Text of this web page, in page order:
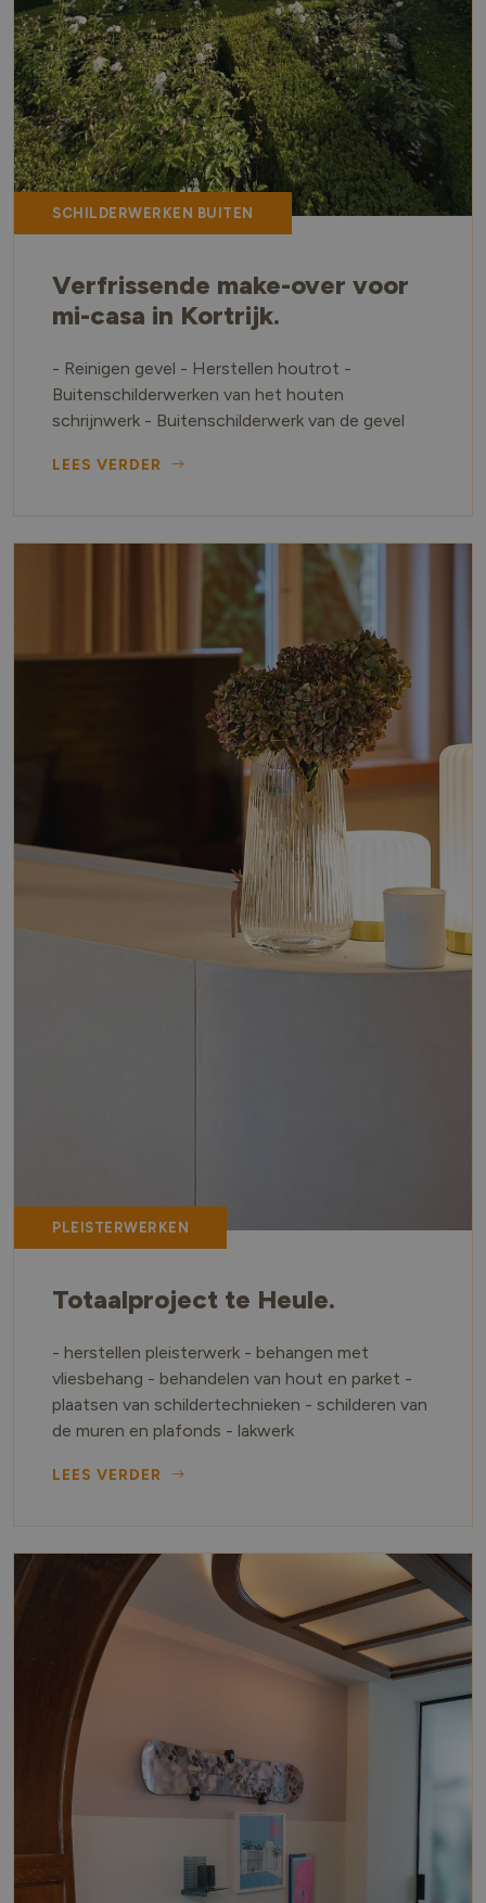
SCHILDERWERKEN BUITEN
Verfrissende make-over voor
mi-casa in Kortrijk.
- Reinigen gevel - Herstellen houtrot -
Buitenschilderwerken van het houten
schrijnwerk - Buitenschilderwerk van de gevel
LEES VERDER
PLEISTERWERKEN
Totaalproject te Heule.
- herstellen pleisterwerk - behangen met
vliesbehang - behandelen van hout en parket -
plaatsen van schildertechnieken - schilderen van
de muren en plafonds - lakwerk
LEES VERDER